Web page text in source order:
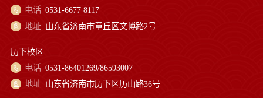
电话 0531-6677 8117
地址 山东省济南市章丘区文博路2号
历下校区
电话 0531-86401269/86593007
地址 山东省济南市历下区历山路36号